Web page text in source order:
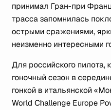
принимал Гран-при
трасса запомнилась
острыми сражениями,
неизменно интересными
Для российского пилота,
гоночный сезон в
гонкой в итальянской
World Challenge Europe